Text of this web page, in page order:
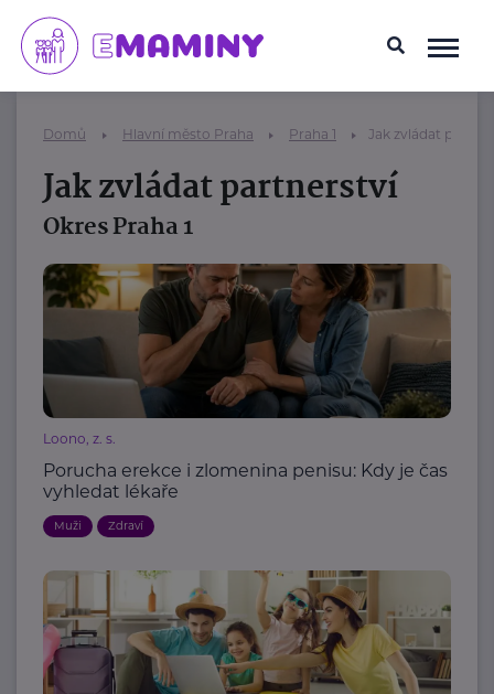
Domů Hlavní město Praha Praha 1 Jak zvládat
Jak zvládat partnerství
Okres Praha 1
Loono, z. s.
Porucha erekce i zlomenina penisu: Kdy je čas
vyhledat lékaře
Muži Zdraví